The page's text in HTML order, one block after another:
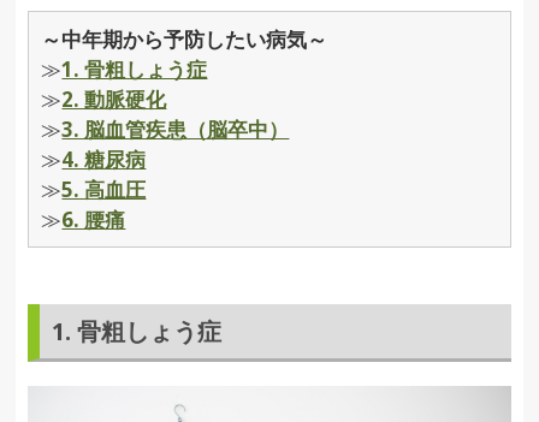
～中年期から予防したい病気～
≫1. 骨粗しょう症
≫2. 動脈硬化
≫3. 脳血管疾患（脳卒中）
≫4. 糖尿病
≫5. 高血圧
≫6. 腰痛
1. 骨粗しょう症